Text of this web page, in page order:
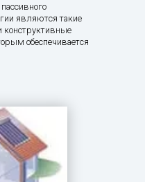
являются такие
конструктивные
обеспечивается